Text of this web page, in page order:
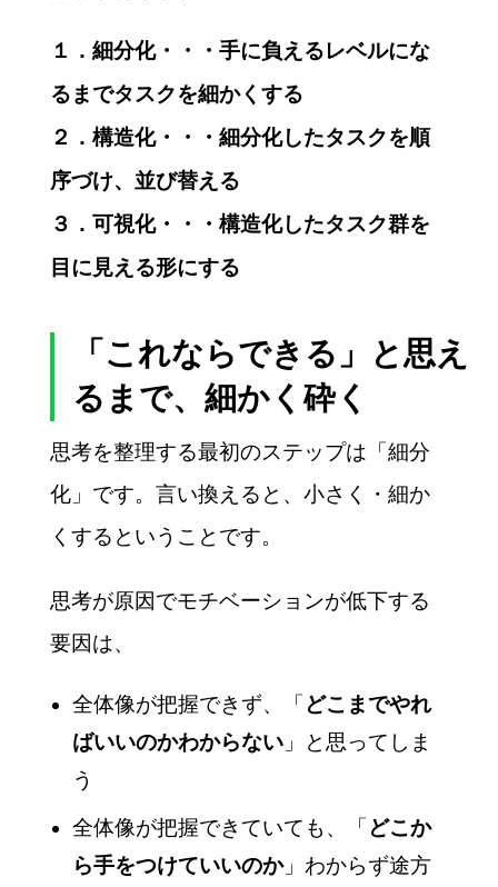
１．細分化・・・手に負えるレベルにな
るまでタスクを細かくする
２．構造化・・・細分化したタスクを順
序づけ、並び替える
３．可視化・・・構造化したタスク群を
目に見える形にする
「これならできる」と思え
るまで、細かく砕く
思考を整理する最初のステップは「細分
化」です。言い換えると、小さく・細か
くするということです。
思考が原因でモチベーションが低下する
要因は、
全体像が把握できず、「 どこまでやれ
ばいいのかわからない」と思ってしま
う
全体像が把握できていても、「 どこか
ら手をつけていいのか」わからず途方